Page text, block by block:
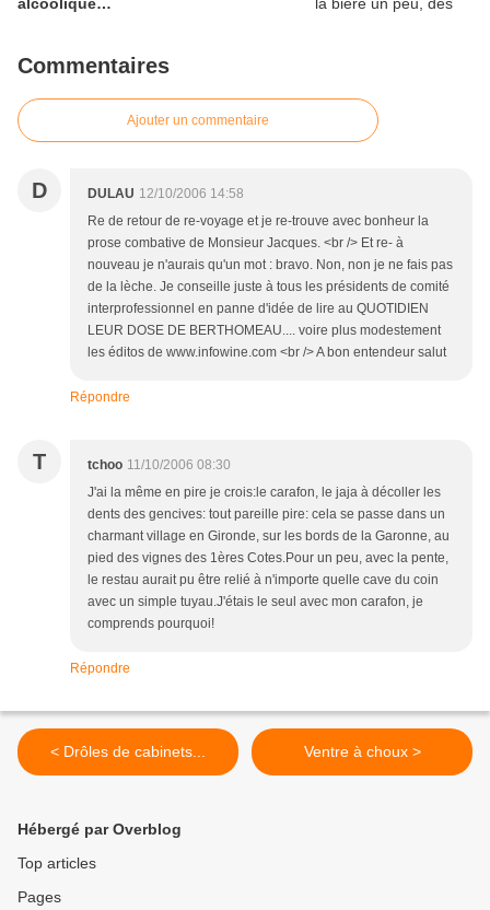
Commentaires
Ajouter un commentaire
D DULAU 12/10/2006 14:58
Re de retour de re-voyage et je re-trouve avec bonheur la
prose combative de Monsieur Jacques. <br /> Et re- à
nouveau je n'aurais qu'un mot : bravo. Non, non je ne fais pas
de la lèche. Je conseille juste à tous les présidents de comité
interprofessionnel en panne d'idée de lire au QUOTIDIEN
LEUR DOSE DE BERTHOMEAU.... voire plus modestement
les éditos de www.infowine.com <br /> A bon entendeur salut
Répondre
T tchoo 11/10/2006 08:30
J'ai la même en pire je crois:le carafon, le jaja à décoller les
dents des gencives: tout pareille pire: cela se passe dans un
charmant village en Gironde, sur les bords de la Garonne, au
pied des vignes des 1ères Cotes.Pour un peu, avec la pente,
le restau aurait pu être relié à n'importe quelle cave du coin
avec un simple tuyau.J'étais le seul avec mon carafon, je
comprends pourquoi!
Répondre
< Drôles de cabinets... Ventre à choux >
Hébergé par Overblog
Top articles
Pages